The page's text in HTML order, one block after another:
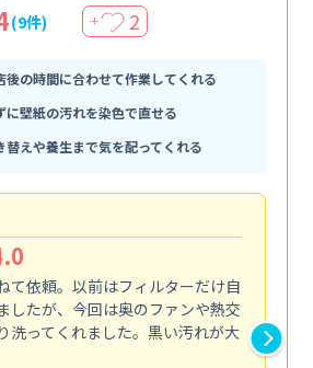
(9件) ＋ 2
後の時間に合わせて作業してくれる
に壁紙の汚れを染色で直せる
替えや養生まで気を配ってくれる
て依頼。以前はフィルターだけ自
したが、今回は奥のファンや熱交
洗ってくれました。黒い汚れが大